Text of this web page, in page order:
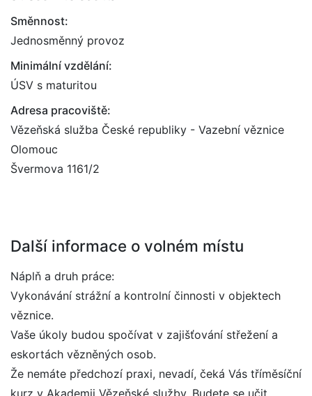
Směnnost:
Jednosměnný provoz
Minimální vzdělání:
ÚSV s maturitou
Adresa pracoviště:
Vězeňská služba České republiky - Vazební věznice
Olomouc
Švermova 1161/2
Další informace o volném místu
Náplň a druh práce:
Vykonávání strážní a kontrolní činnosti v objektech
věznice.
Vaše úkoly budou spočívat v zajišťování střežení a
eskortách vězněných osob.
Že nemáte předchozí praxi, nevadí, čeká Vás tříměsíční
kurz v Akademii Vězeňské služby. Budete se učit